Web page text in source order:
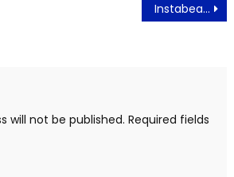
Instabeauty Center Buka Cabang Baru di Pakubuwono dan Luncurkan Produk Terbaru INSTAMOIST: Solusi Perawatan Kulit Inovatif untuk Semua
will not be published. Required fields